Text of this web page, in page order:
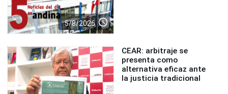
5/8/2026 access_time
CEAR: arbitraje se
presenta como
alternativa eficaz ante
la justicia tradicional